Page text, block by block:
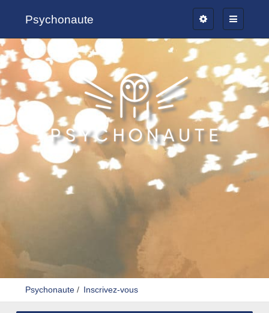
Psychonaute
Psychonaute/ Inscrivez-vous